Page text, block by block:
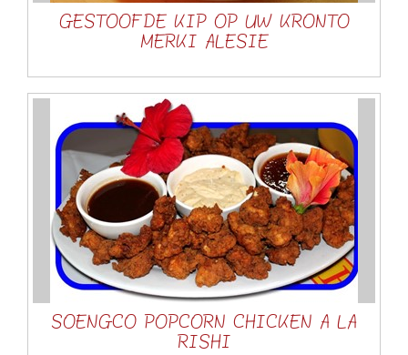
GESTOOFDE KIP OP UW KRONTO
MERKI ALESIE
SOENGCO POPCORN CHICKEN A LA
RISHI